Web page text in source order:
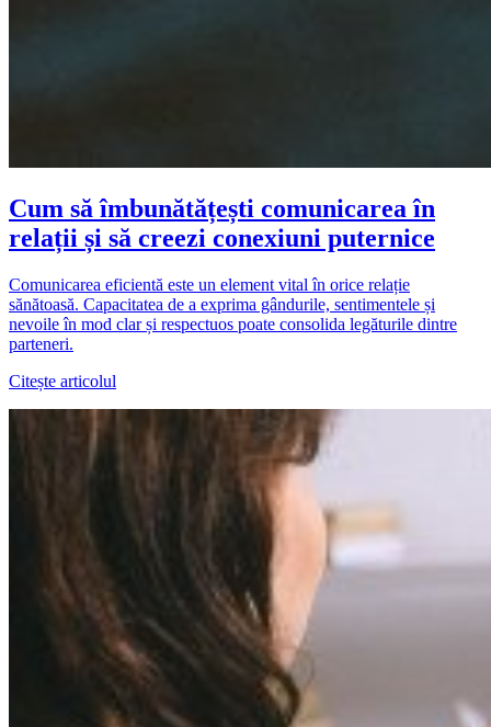
Cum să îmbunătățești comunicarea în
relații și să creezi conexiuni puternice
Comunicarea eficientă este un element vital în orice relație
sănătoasă. Capacitatea de a exprima gândurile, sentimentele și
nevoile în mod clar și respectuos poate consolida legăturile dintre
parteneri.
Citește articolul